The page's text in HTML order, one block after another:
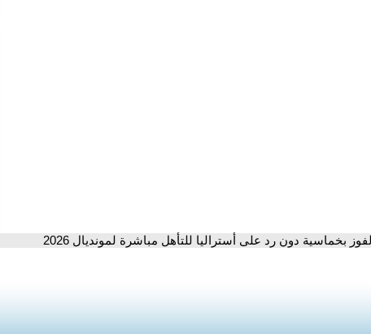
بخماسية دون رد على أستراليا للتأهل مباشرة لمونديال 2026